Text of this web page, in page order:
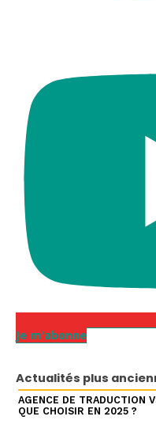
Je m'abonne
Actualités plus
AGENCE DE TRADUCTION
QUE CHOISIR EN 2025 ?